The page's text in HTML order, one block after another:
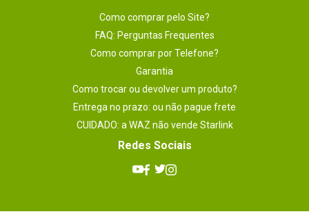
Como comprar pelo Site?
FAQ: Perguntas Frequentes
Como comprar por Telefone?
Garantia
Como trocar ou devolver um produto?
Entrega no prazo: ou não pague frete
CUIDADO: a WAZ não vende Starlink
Redes Sociais